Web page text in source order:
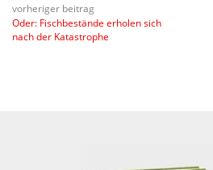
vorheriger beitrag
Oder: Fischbestände erholen sich
nach der Katastrophe